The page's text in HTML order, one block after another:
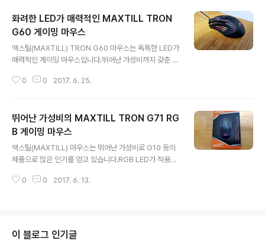
화려한 LED가 매력적인 MAXTILL TRON
G60 게이밍 마우스
맥스틸(MAXTILL) TRON G60 마우스는 독특한 LED가
매력적인 게이밍 마우스입니다.뛰어난 가성비까지 갖춘 M
LL TRON G60이 도착했습니다.▼ 제품 배송맥스틸 마
수 있습니다. ▼ 박스 측면박스 측면에는 G60의 특징을
쉽게 확인할 수 있도록 아이콘 형태로 표현되어 있습니다.
▼ 박스 후면7컬러 스트림 LED에 4단계 DPI를 빠르게 전
환하여 사용할 수 있습니다. ▼ 밀봉 스티커박스의 양 쪽에
됩니다.▼ 제품 개봉맥스틸의 일관성 있는 깔끔한 제품 포
0 0 2017. 6. 25.
뛰어난 가성비의 MAXTILL TRON G71 RG
B 게이밍 마우스
맥스틸(MAXTILL) 마우스는 뛰어난 가성비로 G10 등의
제품으로 많은 인기를 얻고 있습니다.RGB LED가 적용된
성비가 뛰어난 제품입니다.MAXTILL TRON G71을 살
▼ 박스 후면박스 후면에는 다양한 언어로 G71 게이밍 마
우스의 특징은 설명하고 있습니다.▼ 밀봉 스티커박스의
0 0 2017. 6. 13.
이 블로그 인기글